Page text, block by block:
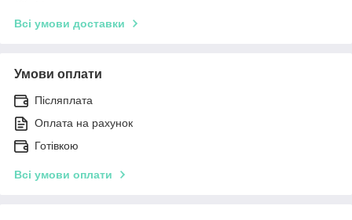
Всі умови доставки
Умови оплати
Післяплата
Оплата на рахунок
Готівкою
Всі умови оплати